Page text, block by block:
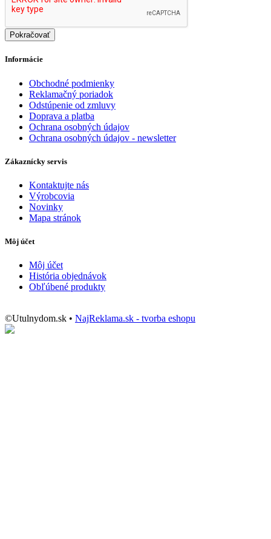
Pokračovať
Informácie
Obchodné podmienky
Reklamačný poriadok
Odstúpenie od zmluvy
Doprava a platba
Ochrana osobných údajov
Ochrana osobných údajov - newsletter
Zákaznícky servis
Kontaktujte nás
Výrobcovia
Novinky
Mapa stránok
Môj účet
Môj účet
História objednávok
Obľúbené produkty
©Utulnydom.sk • NajReklama.sk - tvorba eshopu